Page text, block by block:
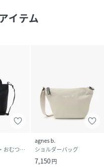
イテム
マザーズバッグ・おむつポーチ
agnes b.
ショルダーバッグ
7,150円